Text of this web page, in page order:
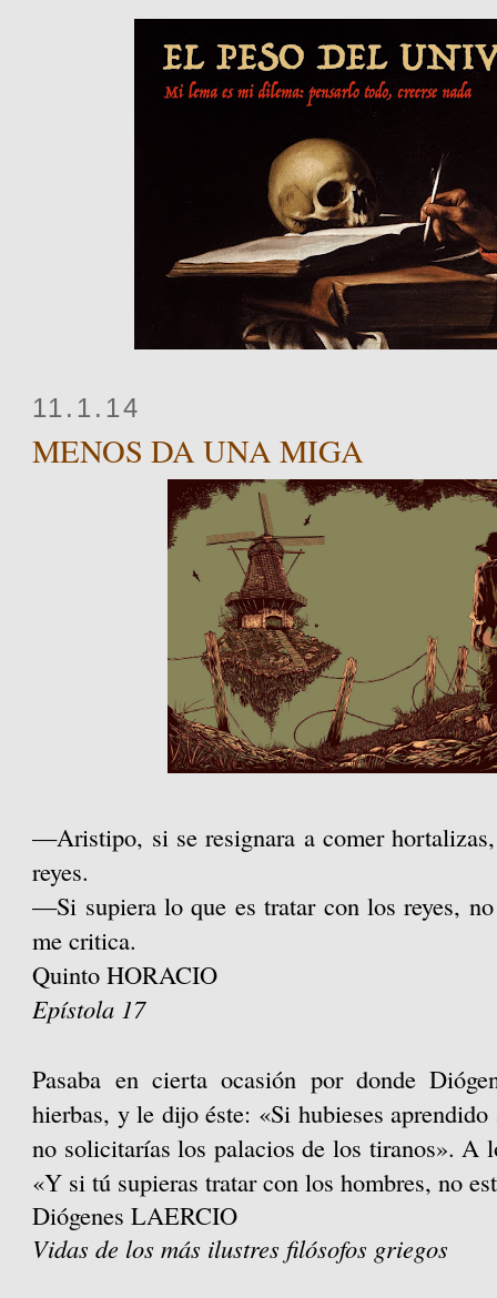
11.1.14
MENOS DA UNA MIGA
—Aristipo, si se resignara a co­mer
reyes.
—Si supiera lo que es tratar con los reyes,
me criti­ca.
Quinto HORACIO
Epístola 17
Pasaba en cierta ocasión por donde
hierbas, y le dijo éste: «Si hubieses
no solicitarías los palacios de los tiranos». A
«Y si tú supieras tratar con los hombres, no
Diógenes LAERCIO
Vidas de los más ilustres filósofos griegos